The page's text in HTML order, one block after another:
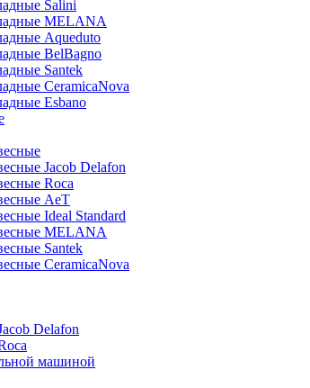
Salini
MELANA
Aqueduto
BelBagno
Santek
CeramicaNova
Esbano
Jacob Delafon
Roca
AeT
Ideal Standard
MELANA
Santek
CeramicaNova
Delafon
машиной